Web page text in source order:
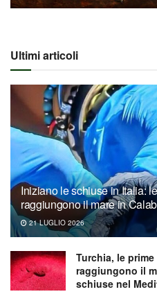
Ultimi articoli
Iniziano le schiuse in Italia:
raggiungono il mare in
21 LUGLIO 2026
Turchia, le
raggiungono il
schiuse nel